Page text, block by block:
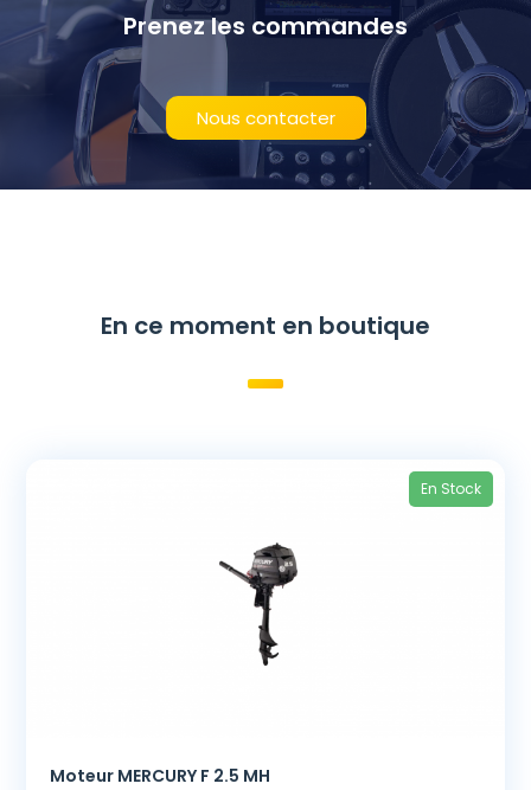
Prenez les commandes
Nous contacter
En ce moment en boutique
En Stock
Moteur MERCURY F 2.5 MH